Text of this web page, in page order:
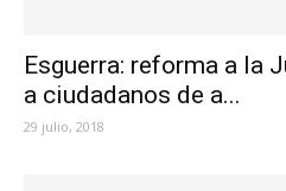
Esguerra: reforma a la
a ciudadanos de a...
29 julio, 2018